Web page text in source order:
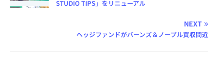
STUDIO TIPS」をリニューアル
NEXT
ヘッジファンドがバーンズ＆ノーブル買収間近